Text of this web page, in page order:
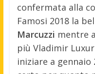
confermata alla
Famosi 2018 la
Marcuzzi mentre
più Vladimir
iniziare a gennaio